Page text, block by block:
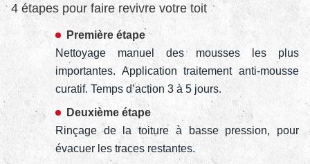
4 étapes pour faire revivre votre toit
Première étape
Nettoyage manuel des mousses les plus
importantes. Application traitement anti-mousse
curatif. Temps d’action 3 à 5 jours.
Deuxième étape
Rinçage de la toiture à basse pression, pour
évacuer les traces restantes.